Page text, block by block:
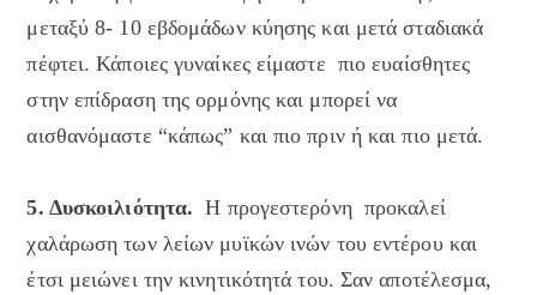
μεταξύ 8- 10 εβδομάδων κύησης και μετά σταδιακά
πέφτει. Κάποιες γυναίκες είμαστε πιο ευαίσθητες
στην επίδραση της ορμόνης και μπορεί να
αισθανόμαστε “κάπως” και πιο πριν ή και πιο μετά.
5. Δυσκοιλιότητα. Η προγεστερόνη προκαλεί
χαλάρωση των λείων μυϊκών ινών του εντέρου και
έτσι μειώνει την κινητικότητά του. Σαν αποτέλεσμα,